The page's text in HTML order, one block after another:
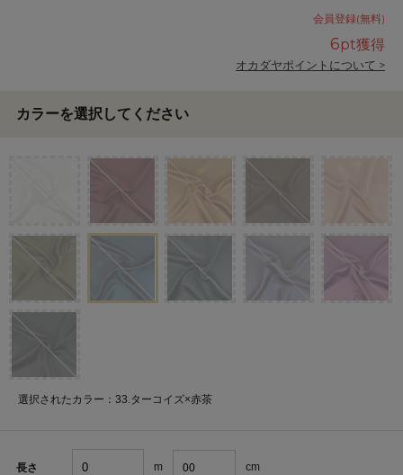
会員登録(無料)
6pt獲得
オカダヤポイントについて >
カラーを選択してください
選択されたカラー：33.ターコイズ×赤茶
長さ m cm